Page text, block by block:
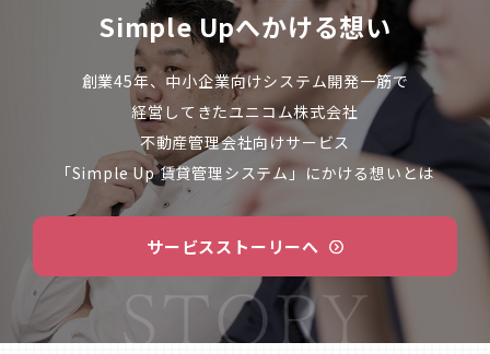
Simple Upへかける想い
創業45年、中小企業向けシステム開発一筋で
経営してきたユニコム株式会社
不動産管理会社向けサービス
「Simple Up 賃貸管理システム」にかける想いとは
サービスストーリーへ